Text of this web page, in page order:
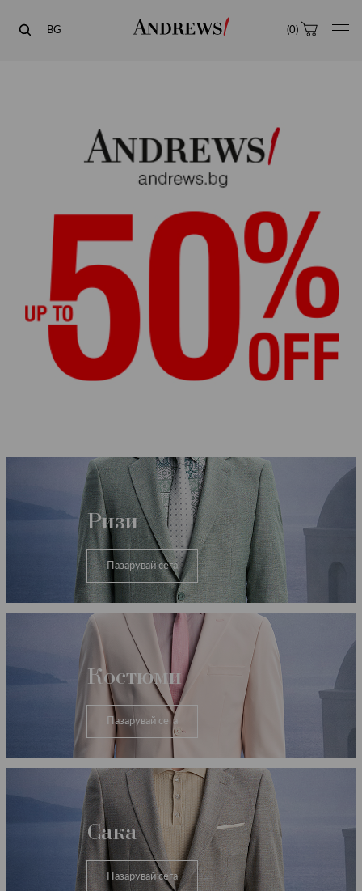
Andrews
BG (0)
Категории
Ризи
Пазарувай сега
Костюми
Пазарувай сега
Сака
Пазарувай сега